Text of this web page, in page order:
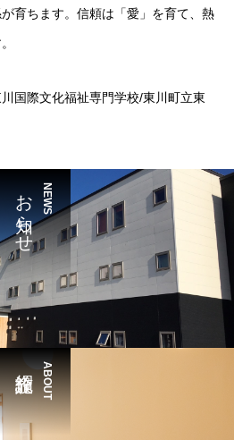
育ちます。信頼は「愛」を育て、熱
国際文化福祉専門学校/東川町立東
NEWS
お知らせ
ABOUT